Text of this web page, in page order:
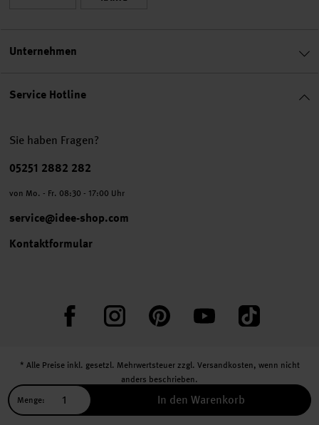
Menge: In den Warenkorb
Service Hotline
Sie haben Fragen?
Telefonnummer
05251 2882 282
von Mo. - Fr. 08:30 - 17:00 Uhr
service@idee-shop.com
Kontaktformular
FacebookInstagram PinterestYouTube TikTok
Unternehmen
* Alle Preise inkl. gesetzl. Mehrwertsteuer zzgl. Versandkosten, wenn nicht
anders beschrieben.
** Jede:r Abonnent:in erhält bei erstmaliger Anmeldung für unseren Newsletter
einen 10 % Rabatt-Gutschein für unseren Online-Shop.